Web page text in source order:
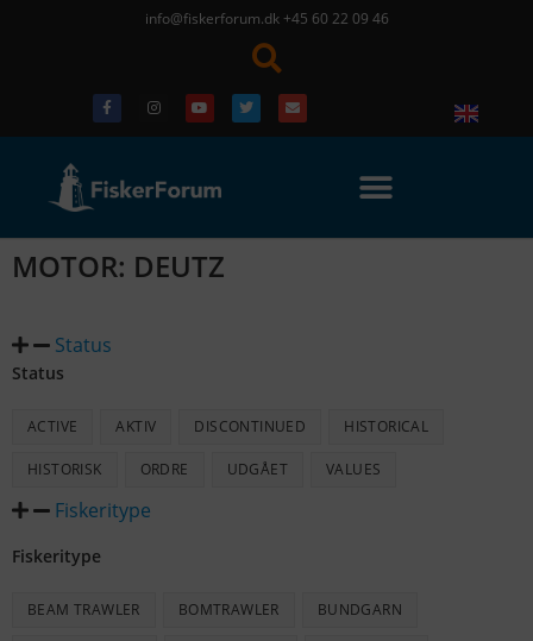
info@fiskerforum.dk +45 60 22 09 46
MOTOR: DEUTZ
Status
Status
ACTIVE AKTIV DISCONTINUED HISTORICAL
HISTORISK ORDRE UDGÅET VALUES
Fiskeritype
Fiskeritype
BEAM TRAWLER BOMTRAWLER BUNDGARN